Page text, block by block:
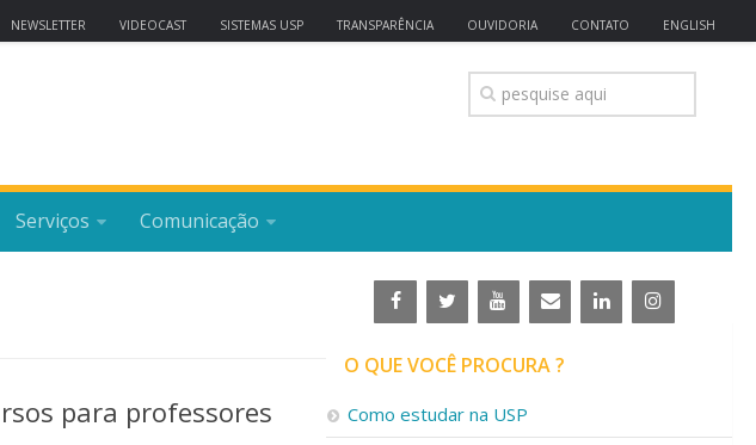
NEWSLETTER VIDEOCAST SISTEMAS USP TRANSPARÊNCIA OUVIDORIA CONTATO ENGLISH
Serviços Comunicação
para professores
O QUE VOCÊ PROCURA ?
Como estudar na USP